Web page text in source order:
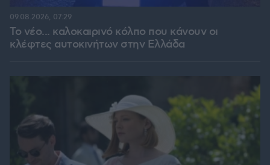
Το νέο... καλοκαιρινό κόλπο που κάνουν οι
κλέφτες αυτοκινήτων στην Ελλάδα
09.08.2026, 07:29